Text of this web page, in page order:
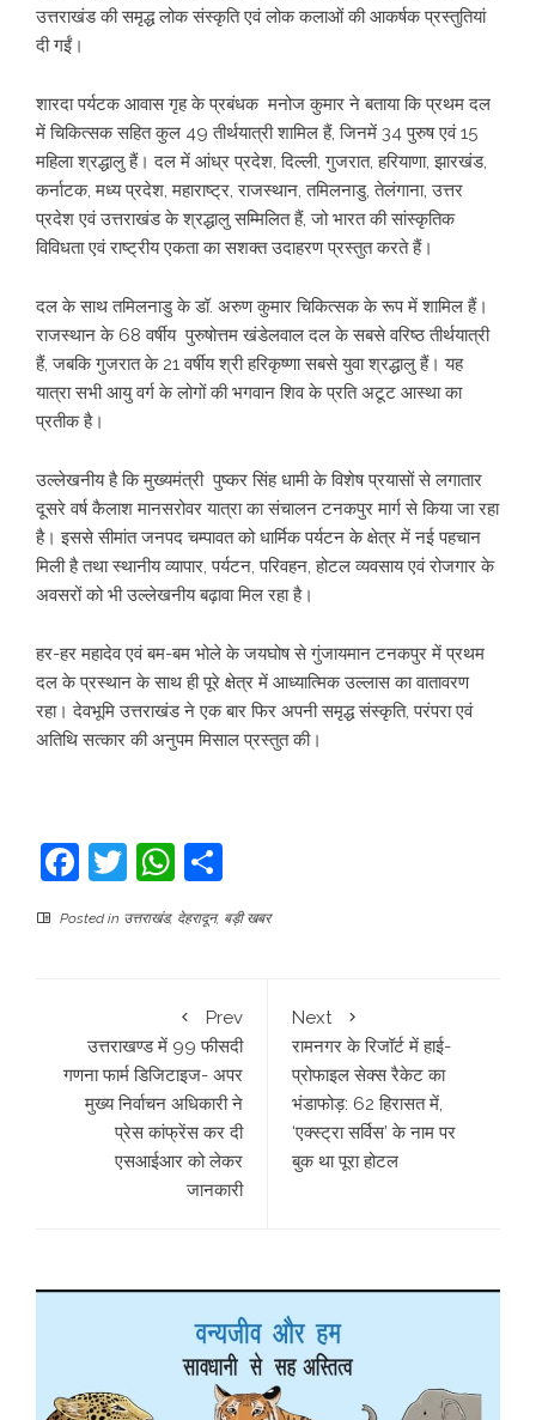
उत्तराखंड की समृद्ध लोक संस्कृति एवं लोक कलाओं की आकर्षक प्रस्तुतियां
दी गईं।
शारदा पर्यटक आवास गृह के प्रबंधक मनोज कुमार ने बताया कि प्रथम दल
में चिकित्सक सहित कुल 49 तीर्थयात्री शामिल हैं, जिनमें 34 पुरुष एवं 15
महिला श्रद्धालु हैं। दल में आंध्र प्रदेश, दिल्ली, गुजरात, हरियाणा, झारखंड,
कर्नाटक, मध्य प्रदेश, महाराष्ट्र, राजस्थान, तमिलनाडु, तेलंगाना, उत्तर
प्रदेश एवं उत्तराखंड के श्रद्धालु सम्मिलित हैं, जो भारत की सांस्कृतिक
विविधता एवं राष्ट्रीय एकता का सशक्त उदाहरण प्रस्तुत करते हैं।
दल के साथ तमिलनाडु के डॉ. अरुण कुमार चिकित्सक के रूप में शामिल हैं।
राजस्थान के 68 वर्षीय पुरुषोत्तम खंडेलवाल दल के सबसे वरिष्ठ तीर्थयात्री
हैं, जबकि गुजरात के 21 वर्षीय श्री हरिकृष्णा सबसे युवा श्रद्धालु हैं। यह
यात्रा सभी आयु वर्ग के लोगों की भगवान शिव के प्रति अटूट आस्था का
प्रतीक है।
उल्लेखनीय है कि मुख्यमंत्री पुष्कर सिंह धामी के विशेष प्रयासों से लगातार
दूसरे वर्ष कैलाश मानसरोवर यात्रा का संचालन टनकपुर मार्ग से किया जा रहा
है। इससे सीमांत जनपद चम्पावत को धार्मिक पर्यटन के क्षेत्र में नई पहचान
मिली है तथा स्थानीय व्यापार, पर्यटन, परिवहन, होटल व्यवसाय एवं रोजगार के
अवसरों को भी उल्लेखनीय बढ़ावा मिल रहा है।
हर-हर महादेव एवं बम-बम भोले के जयघोष से गुंजायमान टनकपुर में प्रथम
दल के प्रस्थान के साथ ही पूरे क्षेत्र में आध्यात्मिक उल्लास का वातावरण
रहा। देवभूमि उत्तराखंड ने एक बार फिर अपनी समृद्ध संस्कृति, परंपरा एवं
अतिथि सत्कार की अनुपम मिसाल प्रस्तुत की।
Facebook
TwitterWhatsApp
Posted in उत्तराखंड, देहरादून, बड़ी खबर
Prev
उत्तराखण्ड में 99 फीसदी
गणना फार्म डिजिटाइज- अपर
मुख्य निर्वाचन अधिकारी ने
प्रेस कांफ्रेंस कर दी
एसआईआर को लेकर
जानकारी
Next
रामनगर के रिजॉर्ट में हाई-
प्रोफाइल सेक्स रैकेट का
भंडाफोड़: 62 हिरासत में,
‘एक्स्ट्रा सर्विस’ के नाम पर
बुक था पूरा होटल